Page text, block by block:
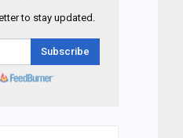
to stay updated.
Subscribe